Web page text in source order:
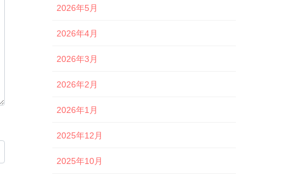
2026年5月
2026年4月
2026年3月
2026年2月
2026年1月
2025年12月
2025年10月